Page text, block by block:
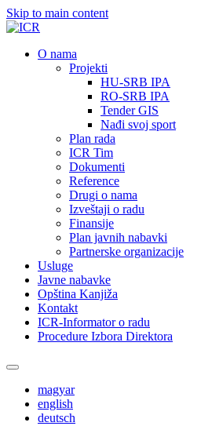
Skip to main content
О nama
Projekti
HU-SRB IPA
RO-SRB IPA
Tender GIS
Nađi svoj sport
Plan rada
ICR Tim
Dokumenti
Reference
Drugi o nama
Izveštaji o radu
Finansije
Plan javnih nabavki
Partnerske organizacije
Usluge
Javne nabavke
Opština Kanjiža
Kontakt
ICR-Informator o radu
Procedure Izbora Direktora
magyar
english
deutsch